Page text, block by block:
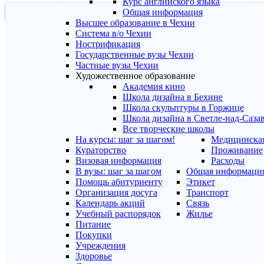
Общая информация
Высшее образование в Чехии
Система в/о Чехии
Нострификация
Государственные вузы Чехии
Частные вузы Чехии
Художественное образование
Академия кино
Школа дизайна в Бехине
Школа скульптуры в Горжице
Школа дизайна в Светле-над-
Все творческие школы
На курсы: шаг за шагом!
Кураторство
Визовая информация
Проживание
Расходы
В вузы: шаг за шагом
Помощь абитуриенту
Организация досуга
Календарь акций
Учебный распорядок
Общая
Этикет
Транспорт
Связь
Жилье
Питание
Покупки
Учреждения
Здоровье